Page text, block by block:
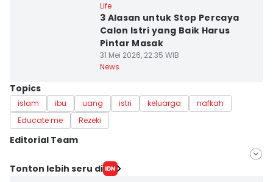
Life
3 Alasan untuk Stop Percaya
Calon Istri yang Baik Harus
Pintar Masak
31 Mei 2026, 22:35 WIB
News
Topics
islam ibu uang istri keluarga
nafkah
Educate me
Rezeki
Editorial Team
Editor
Tonton lebih seru di